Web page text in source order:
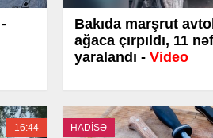
-
Bakıda marşrut
ağaca çırpıldı, 11
yaralandı - Video
16:44 HADİSƏ